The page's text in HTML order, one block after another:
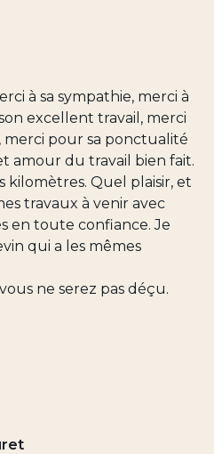
à sa sympathie, merci à
excellent travail, merci
pour sa ponctualité
amour du travail bien fait.
kilomètres. Quel plaisir, et
travaux à venir avec
en toute confiance. Je
qui a les mêmes
ne serez pas déçu.